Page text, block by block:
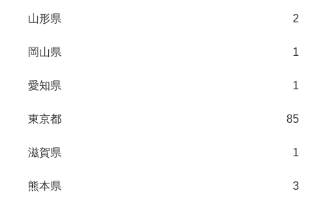
山形県 2
岡山県 1
愛知県 1
東京都 85
滋賀県 1
熊本県 3